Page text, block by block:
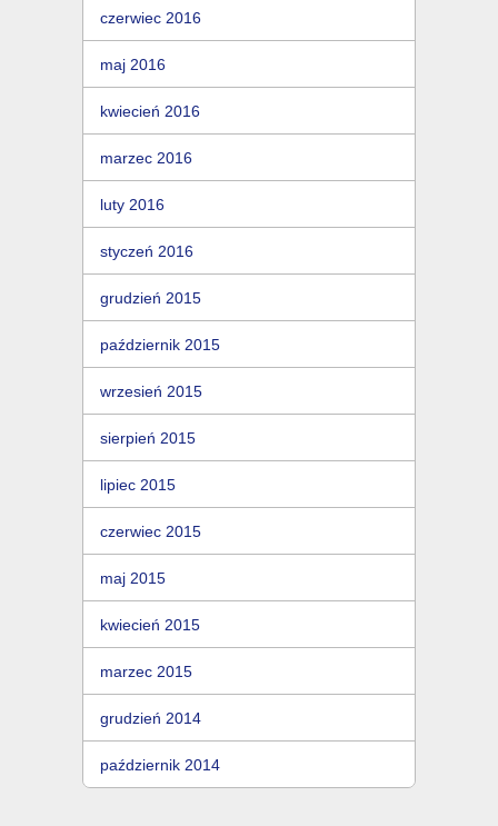
czerwiec 2016
maj 2016
kwiecień 2016
marzec 2016
luty 2016
styczeń 2016
grudzień 2015
październik 2015
wrzesień 2015
sierpień 2015
lipiec 2015
czerwiec 2015
maj 2015
kwiecień 2015
marzec 2015
grudzień 2014
październik 2014